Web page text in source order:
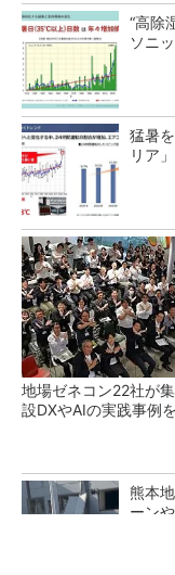
“高除
ソニ
猛暑
リア
地場ゼネコン22社が
設DXやAIの実践事例
熊本
ーン